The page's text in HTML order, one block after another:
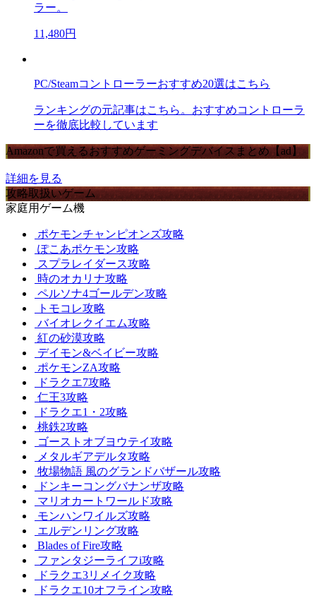
ラー。
11,480円
PC/Steamコントローラーおすすめ20選はこちら
ランキングの元記事はこちら。おすすめコントローラ
ーを徹底比較しています
Amazonで買えるおすすめゲーミングデバイスまとめ【ad】
詳細を見る
攻略取扱いゲーム
家庭用ゲーム機
ポケモンチャンピオンズ攻略
ぽこあポケモン攻略
スプラレイダース攻略
時のオカリナ攻略
ペルソナ4ゴールデン攻略
トモコレ攻略
バイオレクイエム攻略
紅の砂漠攻略
デイモン&ベイビー攻略
ポケモンZA攻略
ドラクエ7攻略
仁王3攻略
ドラクエ1・2攻略
桃鉄2攻略
ゴーストオブヨウテイ攻略
メタルギアデルタ攻略
牧場物語 風のグランドバザール攻略
ドンキーコングバナンザ攻略
マリオカートワールド攻略
モンハンワイルズ攻略
エルデンリング攻略
Blades of Fire攻略
ファンタジーライフi攻略
ドラクエ3リメイク攻略
ドラクエ10オフライン攻略